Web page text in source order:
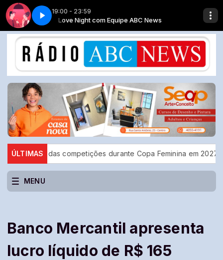
19:00 - 23:59
Love Night com Equipe ABC News
Gil Fernandez 2.1
ÚLTIMAS
das competições durante Copa Feminina em 2027 TSE
MENU
Banco Mercantil apresenta
lucro líquido de R$ 165